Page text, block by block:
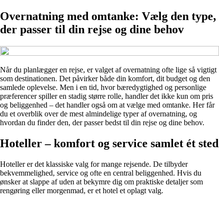
Overnatning med omtanke: Vælg den type,
der passer til din rejse og dine behov
Når du planlægger en rejse, er valget af overnatning ofte lige så vigtigt
som destinationen. Det påvirker både din komfort, dit budget og den
samlede oplevelse. Men i en tid, hvor bæredygtighed og personlige
præferencer spiller en stadig større rolle, handler det ikke kun om pris
og beliggenhed – det handler også om at vælge med omtanke. Her får
du et overblik over de mest almindelige typer af overnatning, og
hvordan du finder den, der passer bedst til din rejse og dine behov.
Hoteller – komfort og service samlet ét sted
Hoteller er det klassiske valg for mange rejsende. De tilbyder
bekvemmelighed, service og ofte en central beliggenhed. Hvis du
ønsker at slappe af uden at bekymre dig om praktiske detaljer som
rengøring eller morgenmad, er et hotel et oplagt valg.